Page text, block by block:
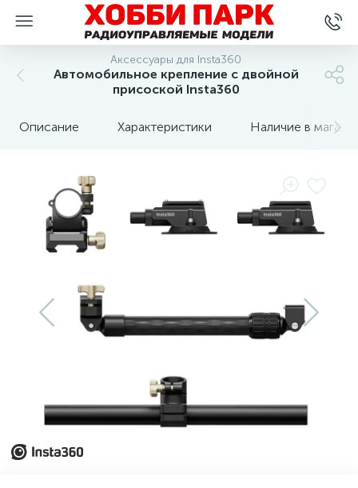
Аксессуары для Insta360
Автомобильное крепление с двойной
присоской Insta360
Описание Характеристики Наличие в